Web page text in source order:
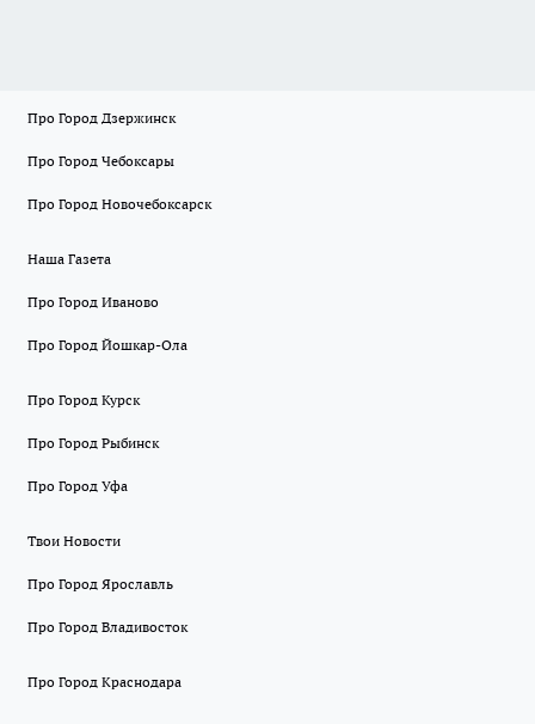
Про Город Дзержинск
Про Город Чебоксары
Про Город Новочебоксарск
Наша Газета
Про Город Иваново
Про Город Йошкар-Ола
Про Город Курск
Про Город Рыбинск
Про Город Уфа
Твои Новости
Про Город Ярославль
Про Город Владивосток
Про Город Краснодара